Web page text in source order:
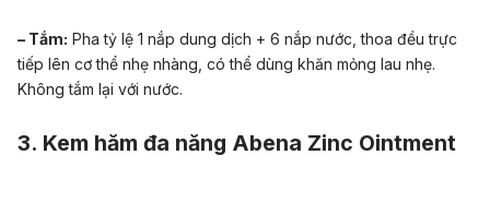
– Tắm: Pha tỷ lệ 1 nắp dung dịch + 6 nắp nước, thoa đều trực
tiếp lên cơ thể nhẹ nhàng, có thể dùng khăn mỏng lau nhẹ.
Không tắm lại với nước.
3. Kem hăm đa năng Abena Zinc Ointment